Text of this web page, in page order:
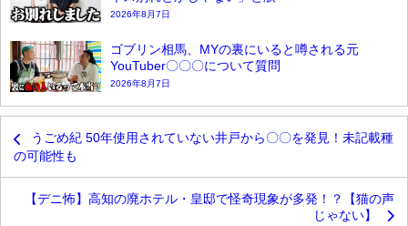
2026年8月7日
ゴブリン相馬、MYの裏にいると噂される元
YouTuber〇〇〇について質問
2026年8月7日
うごめ紀 50年使用されていない井戸から〇〇を発見！未記載種
の可能性も
【デニ怖】高知の廃ホテル・皇邸で怪奇現象が多発！？【猫の声
じゃない】